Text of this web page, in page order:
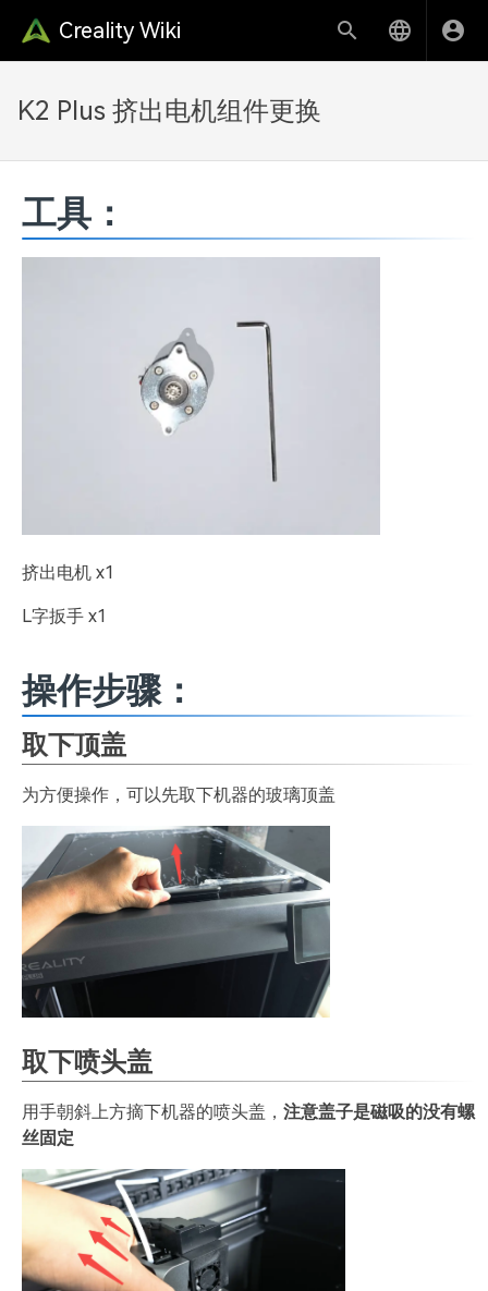
Creality Wiki
K2 Plus 挤出电机组件更换
工具：
挤出电机 x1
L字扳手 x1
操作步骤：
取下顶盖
为方便操作，可以先取下机器的玻璃顶盖
取下喷头盖
用手朝斜上方摘下机器的喷头盖， 注意盖子是磁吸的没有螺
丝固定